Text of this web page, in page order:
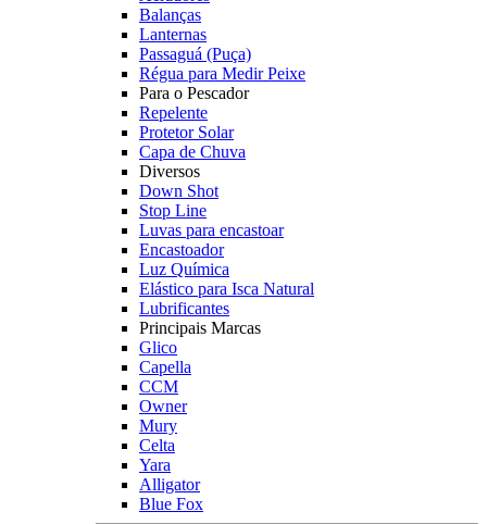
Balanças
Lanternas
Passaguá (Puça)
Régua para Medir Peixe
Para o Pescador
Repelente
Protetor Solar
Capa de Chuva
Diversos
Down Shot
Stop Line
Luvas para encastoar
Encastoador
Luz Química
Elástico para Isca Natural
Lubrificantes
Principais Marcas
Glico
Capella
CCM
Owner
Mury
Celta
Yara
Alligator
Blue Fox